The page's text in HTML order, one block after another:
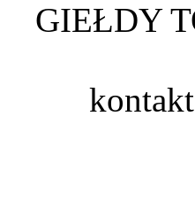
GIEŁDY